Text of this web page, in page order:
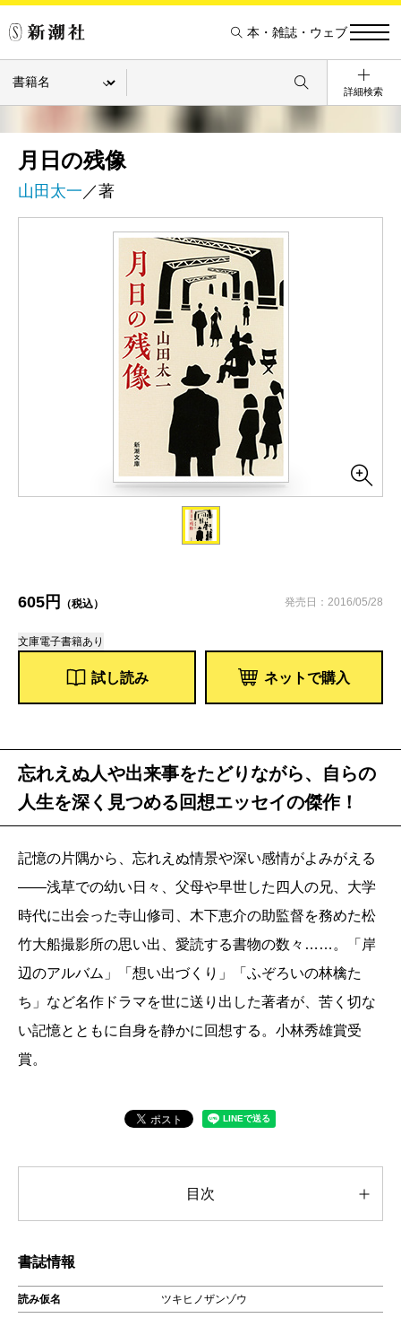
本・雑誌・ウェブ
詳細検索
月日の残像
山田太一 ／著
605円 （税込） 発売日：2016/05/28
文庫電子書籍あり
試し読み ネットで購入
忘れえぬ人や出来事をたどりながら、自らの
人生を深く見つめる回想エッセイの傑作！
記憶の片隅から、忘れえぬ情景や深い感情がよみがえる
――浅草での幼い日々、父母や早世した四人の兄、大学
時代に出会った寺山修司、木下恵介の助監督を務めた松
竹大船撮影所の思い出、愛読する書物の数々……。「岸
辺のアルバム」「想い出づくり」「ふぞろいの林檎た
ち」など名作ドラマを世に送り出した著者が、苦く切な
い記憶とともに自身を静かに回想する。小林秀雄賞受
賞。
目次
書誌情報
読み仮名 ツキヒノザンゾウ